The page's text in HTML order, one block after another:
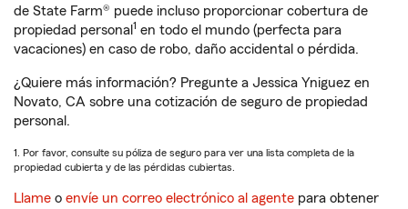
de State Farm® puede incluso proporcionar cobertura de
propiedad personal 1 en todo el mundo (perfecta para
vacaciones) en caso de robo, daño accidental o pérdida.
¿Quiere más información? Pregunte a Jessica Yniguez en
Novato, CA sobre una cotización de seguro de propiedad
personal.
1. Por favor, consulte su póliza de seguro para ver una lista completa de la
propiedad cubierta y de las pérdidas cubiertas.
Llame o envíe un correo electrónico al agente para obtener